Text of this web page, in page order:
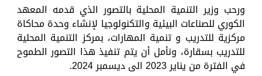
ورحب وزير التنمية المحلية بالتصور الذي قدمه المعهد
الكوري للصناعات البيئية والتكنولوجيا لإنشاء وحدة محاكاة
مركزية للتدريب و تنمية المهارات، بمركز التنمية المحلية
للتدريب بسقارة، ونأمل أن يتم تنفيذ هذا التصور الطموح
في الفترة من يناير 2023 الى ديسمبر 2024.